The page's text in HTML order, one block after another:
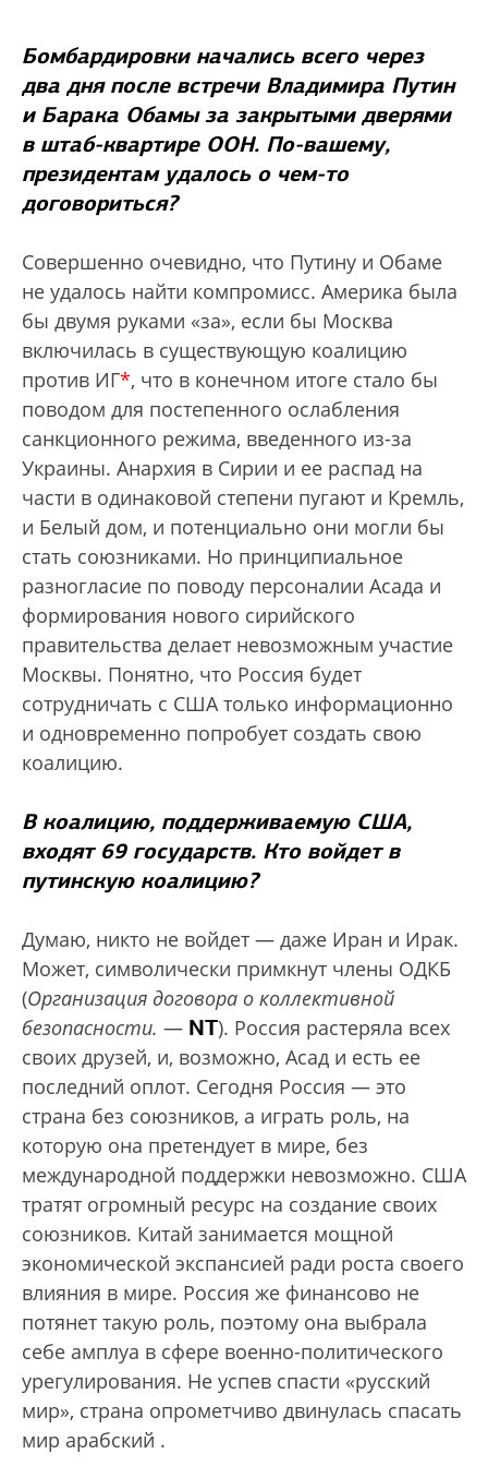
Бомбардировки начались всего через
два дня после встречи Владимира Путин
и Барака Обамы за закрытыми дверями
в штаб-квартире ООН. По-вашему,
президентам удалось о чем-то
договориться?
Совершенно очевидно, что Путину и Обаме
не удалось найти компромисс. Америка была
бы двумя руками «за», если бы Москва
включилась в существующую коалицию
против ИГ*, что в конечном итоге стало бы
поводом для постепенного ослабления
санкционного режима, введенного из-за
Украины. Анархия в Сирии и ее распад на
части в одинаковой степени пугают и Кремль,
и Белый дом, и потенциально они могли бы
стать союзниками. Но принципиальное
разногласие по поводу персоналии Асада и
формирования нового сирийского
правительства делает невозможным участие
Москвы. Понятно, что Россия будет
сотрудничать с США только информационно
и одновременно попробует создать свою
коалицию.
В коалицию, поддерживаемую США,
входят 69 государств. Кто войдет в
путинскую коалицию?
Думаю, никто не войдет — даже Иран и Ирак.
Может, символически примкнут члены ОДКБ
(Организация договора о коллективной
безопасности. — NT). Россия растеряла всех
своих друзей, и, возможно, Асад и есть ее
последний оплот. Сегодня Россия — это
страна без союзников, а играть роль, на
которую она претендует в мире, без
международной поддержки невозможно. США
тратят огромный ресурс на создание своих
союзников. Китай занимается мощной
экономической экспансией ради роста своего
влияния в мире. Россия же финансово не
потянет такую роль, поэтому она выбрала
себе амплуа в сфере военно-политического
урегулирования. Не успев спасти «русский
мир», страна опрометчиво двинулась спасать
мир арабский .